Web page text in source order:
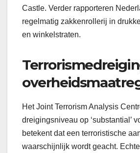
Castle. Verder rapporteren
regelmatig zakkenrollerij in
en winkelstraten.
Het Joint Terrorism Analysis
dreigingsniveau op ‘substantial’
betekent dat een terroristische
waarschijnlijk wordt geacht.